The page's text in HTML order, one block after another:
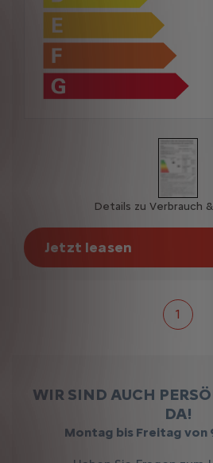
Details zu Verbrauch
Jetzt leasen
1
WIR SIND AUCH
DA!
Montag bis Freitag von